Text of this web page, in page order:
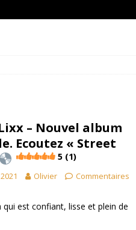
– Nouvel album
Ecoutez « Street
5 (1)
Olivier
Commentaires
qui est confiant, lisse et plein de